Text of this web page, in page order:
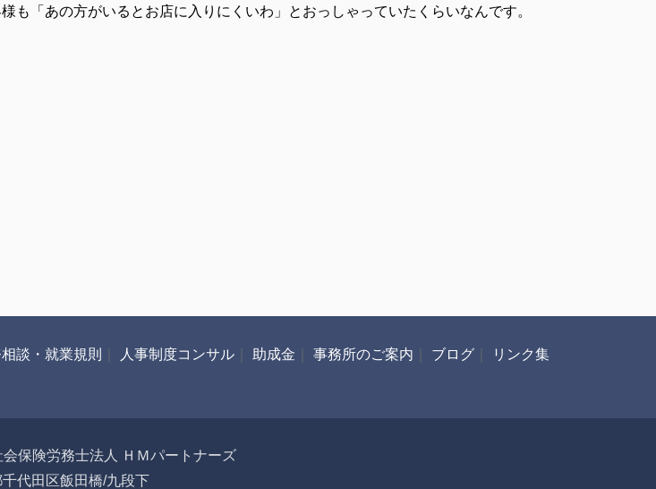
「あの方がいるとお店に入りにくいわ」とおっしゃっていたくらいなんです。
談・就業規則 人事制度コンサル 助成金 事務所のご案内 ブログ
リンク集
保険労務士法人 ＨＭパートナーズ
代田区飯田橋/九段下